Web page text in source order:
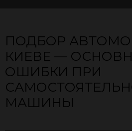
ПОДБОР
КИЕВЕ —
ОШИБКИ ПРИ
МАШИНЫ